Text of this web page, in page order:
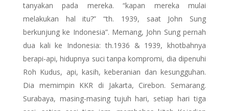
tanyakan pada mereka. “kapan mereka mulai
melakukan hal itu?” “th. 1939, saat John Sung
berkunjung ke Indonesia”. Memang, John Sung pernah
dua kali ke Indonesia: th.1936 & 1939, khotbahnya
berapi-api, hidupnya suci tanpa kompromi, dia dipenuhi
Roh Kudus, api, kasih, keberanian dan kesungguhan.
Dia memimpin KKR di Jakarta, Cirebon. Semarang.
Surabaya, masing-masing tujuh hari, setiap hari tiga